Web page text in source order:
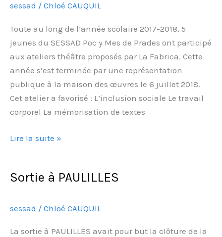
sessad / Chloé CAUQUIL
Toute au long de l’année scolaire 2017-2018, 5
jeunes du SESSAD Poc y Mes de Prades ont participé
aux ateliers théâtre proposés par La Fabrica. Cette
année s’est terminée par une représentation
publique à la maison des œuvres le 6 juillet 2018.
Cet atelier a favorisé : L’inclusion sociale Le travail
corporel La mémorisation de textes
Fabrica »
Lire la suite »
Sortie à PAULILLES
sessad / Chloé CAUQUIL
La sortie à PAULILLES avait pour but la clôture de la
Sortie
PAULILLES